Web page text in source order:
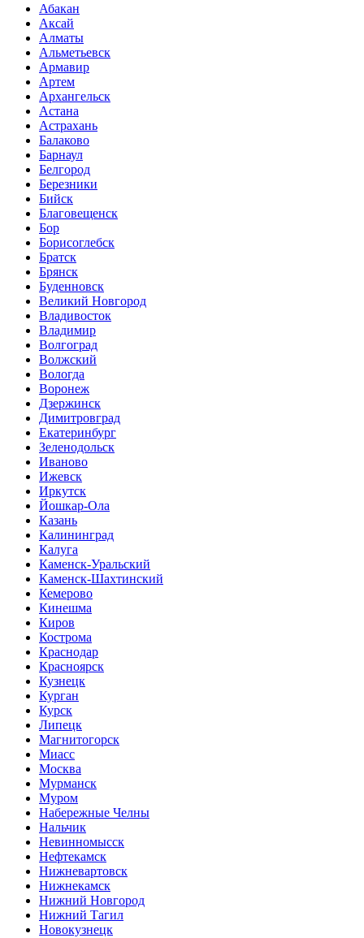
Абакан
Аксай
Алматы
Альметьевск
Армавир
Артем
Архангельск
Астана
Астрахань
Балаково
Барнаул
Белгород
Березники
Бийск
Благовещенск
Бор
Борисоглебск
Братск
Брянск
Буденновск
Великий Новгород
Владивосток
Владимир
Волгоград
Волжский
Вологда
Воронеж
Дзержинск
Димитровград
Екатеринбург
Зеленодольск
Иваново
Ижевск
Иркутск
Йошкар-Ола
Казань
Калининград
Калуга
Каменск-Уральский
Каменск-Шахтинский
Кемерово
Кинешма
Киров
Кострома
Краснодар
Красноярск
Кузнецк
Курган
Курск
Липецк
Магнитогорск
Миасс
Москва
Мурманск
Муром
Набережные Челны
Нальчик
Невинномысск
Нефтекамск
Нижневартовск
Нижнекамск
Нижний Новгород
Нижний Тагил
Новокузнецк